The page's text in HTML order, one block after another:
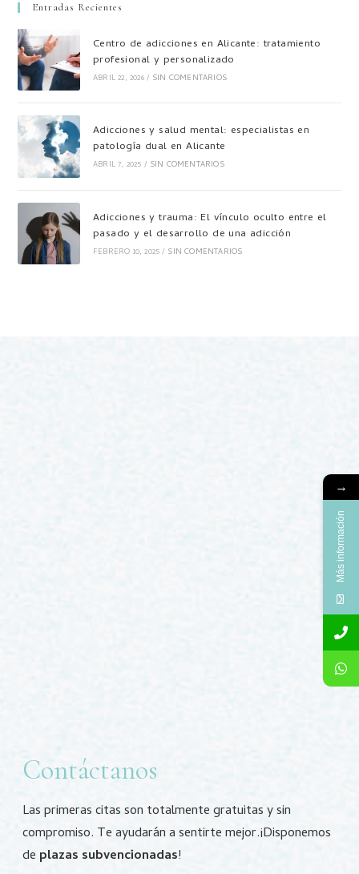
Entradas Recientes
Centro de adicciones en Alicante: tratamiento
profesional y personalizado
ABRIL 22, 2026 / SIN COMENTARIOS
Adicciones y salud mental: especialistas en
patología dual en Alicante
ABRIL 7, 2025 / SIN COMENTARIOS
Adicciones y trauma: El vínculo oculto entre el
pasado y el desarrollo de una adicción
FEBRERO 10, 2025/ SIN COMENTARIOS
Contáctanos
Las primeras citas son totalmente gratuitas y sin
compromiso. Te ayudarán a sentirte mejor.¡Disponemos
de plazas subvencionadas!
→
Más información